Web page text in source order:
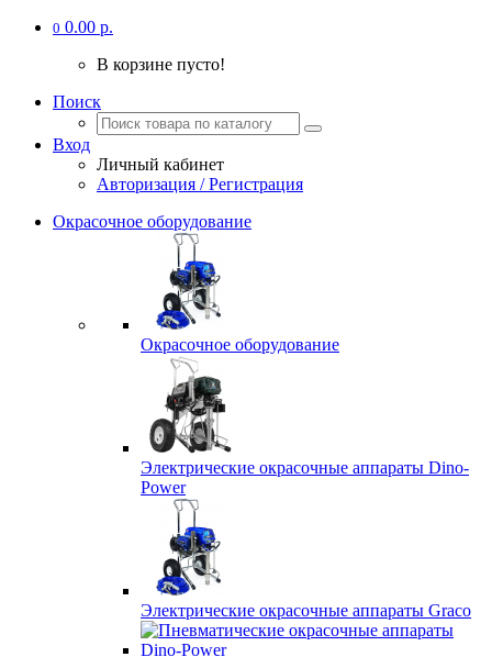
0 0.00 р.
В корзине пусто!
Поиск
Вход
Личный кабинет
Авторизация / Регистрация
Окрасочное оборудование
Окрасочное оборудование
Электрические окрасочные аппараты Dino-
Power
Электрические окрасочные аппараты Graco